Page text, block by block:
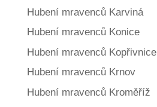
Hubení mravenců Karviná
Hubení mravenců Konice
Hubení mravenců Kopřivnice
Hubení mravenců Krnov
Hubení mravenců Kroměříž